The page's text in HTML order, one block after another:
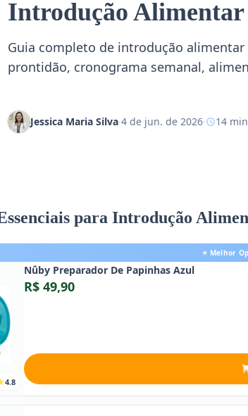
Introdução Alimentar
Guia completo de introdução alimentar
prontidão, cronograma semanal,
Jessica Maria Silva·4 de jun. de 2026· 14
para Introdução
⭐ Melhor
4.8
Nûby Preparador De Papinhas Azul
R$ 49,90